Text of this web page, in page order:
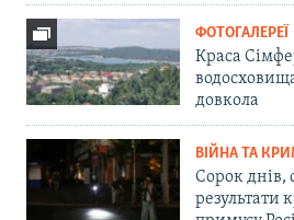
ФОТОГАЛЕРЕЇ
Краса
довкола
ВІЙНА ТА
Сорок днів,
результати